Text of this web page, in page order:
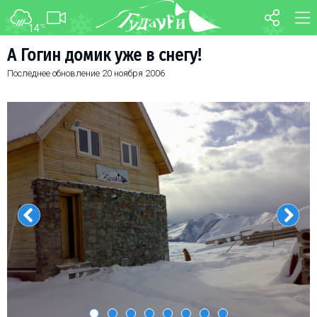
14°C
А Гогин домик уже в снегу!
Последнее обновление 20 ноября 2006
ФОРУМ КАРТА
ТРАНСФЕР
О курорте
Схема трасс
Ски-пасс
Инструкторы
Прокат
Ски-сервис
Дети в Гудаури
Развлечения
Календарь событий
Гудаури
INFO